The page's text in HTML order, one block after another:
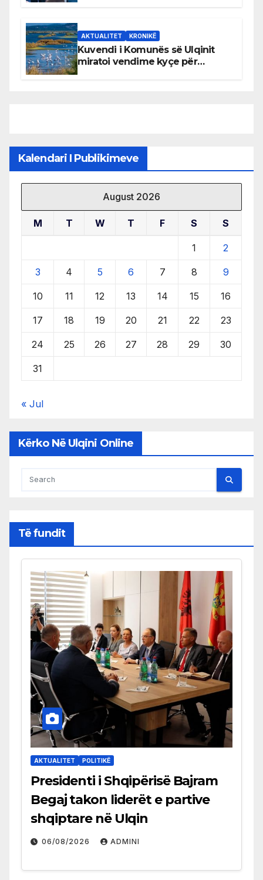
AKTUALITET KRONIKË
Kuvendi i Komunës së Ulqinit
miratoi vendime kyçe për
Kalendari I Publikimeve
August 2026
M T W T F S S
1 2
3 4 5 6 7 8 9
10 11 12 13 14 15 16
17 18 19 20 21 22 23
24 25 26 27 28 29 30
31
« Jul
Kërko Në Ulqini Online
Të fundit
AKTUALITET POLITIKË
Presidenti i Shqipërisë Bajram
Begaj takon liderët e partive
shqiptare në Ulqin
06/08/2026 ADMINI